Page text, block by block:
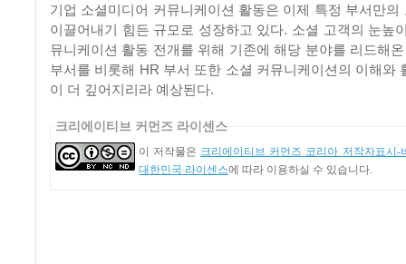
기업 소셜미디어 커뮤니케이션 활동은 이제 특정 부서만의
이끌어내기 힘든 규모로 성장하고 있다. 소셜 고객의 눈높
뮤니케이션 활동 전개를 위해 기존에 해당 분야를 리드해
부서를 비롯해 HR 부서 또한 소셜 커뮤니케이션의 이해와
이 더 깊어지리라 예상된다.
크리에이티브 커먼즈 라이센스
이 저작물은 크리에이티브 커먼즈 코리아 저작자표시-
대한민국 라이센스에 따라 이용하실 수 있습니다.